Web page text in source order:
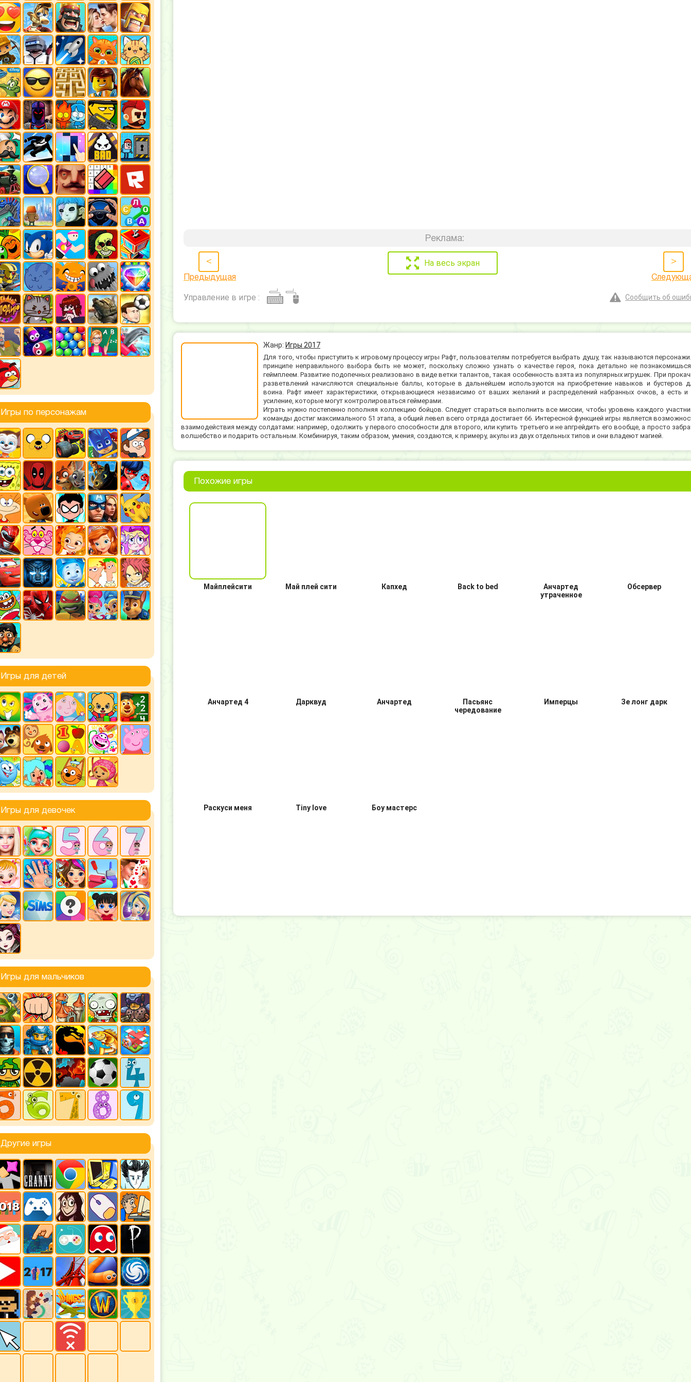
Игры по персонажам
Игры для детей
Игры для девочек
Игры для мальчиков
Другие игры
Реклама:
<
Предыдущая
На весь экран >
Управление в игре : Сообщить об
Жанр: Игры 2017
Для того, чтобы приступить к игровому процессу игры Рафт, пользователям потребуется выбрать душу, так называются
принципе неправильного выбора быть не может, поскольку сложно узнать о качестве героя, пока детально не
геймплеем. Развитие подопечных реализовано в виде ветки талантов, такая особенность взята из популярных игрушек. При
разветвлений начисляются специальные баллы, которые в дальнейшем используются на приобретение навыков и бустеров
воина. Рафт имеет характеристики, открывающиеся независимо от ваших желаний и распределений набранных очков, а есть и
усиление, которые могут контролироваться геймерами.
Играть нужно постепенно пополняя коллекцию бойцов. Следует стараться выполнить все миссии, чтобы уровень каждого
команды достиг максимального 51 этапа, а общий левел всего отряда достигает 66. Интересной функцией игры является
взаимодействия между солдатами: например, одолжить у первого способности для второго, или купить третьего и не апгрейдить его вообще, а просто
волшебство и подарить остальным. Комбинируя, таким образом, умения, создаются, к примеру, акулы из двух отдельных типов и они владеют магией.
Похожие игры
Майплейсити Май плей сити Капхед Back to bed
Анчартед
утраченное
Обсервер
чередование